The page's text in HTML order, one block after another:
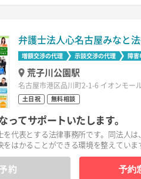
弁護士法人心名古屋みなと
増額交渉の代理 示談交渉の代理 障害
荒子川公園駅
名古屋市港区品川町2-1-6 イオンモー
土日祝 無料相談
ってサポートいたします。
を代表とする法律事務所です。同法人
はかることができる環境を整えていま
約 予約